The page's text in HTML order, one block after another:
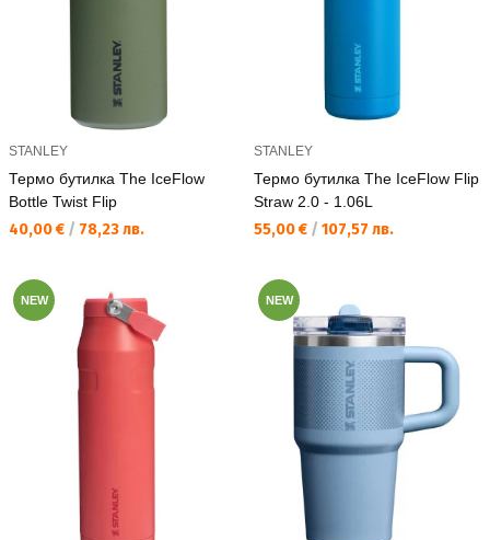
STANLEY
Термо бутилка The IceFlow
Bottle Twist Flip
Текуща цена:
40,00 € / 78,23 лв.
STANLEY
Термо бутилка The IceFlow Flip
Straw 2.0 - 1.06L
Текуща цена:
55,00 € / 107,57 лв.
NEW NEW